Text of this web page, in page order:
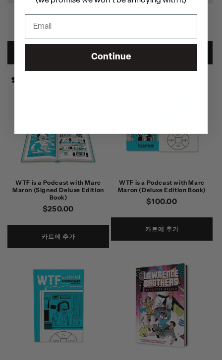
Z2 Alternative Mystery Box
정
$59.99
Z2 Metal Mystery Box
WTF is a Podcast with Marc
Maron (Signed Deluxe Edition
Book)
정
$250.00
카트에 추가
WTF is a Podcast with Marc
Maron (Deluxe Edition Book)
정
$100.00
카트에 추가
Continue